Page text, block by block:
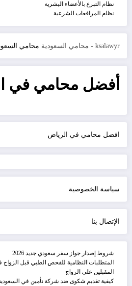
نظام التبرع بالأعضاء البشرية
نظام المرافعات الشرعية
ksalawyr - محامي السعودية محامي
أفضل محامي في
افضل محامي في الرياض
سياسة الخصوصية
الإتصال بنا
شروط إصدار جواز سفر سعودي جديد 2026
المتطلبات النظامية للفحص الطبي قبل
المقبلين على الزواج
كيفية تقديم شكوى ضد شركة تأمين في